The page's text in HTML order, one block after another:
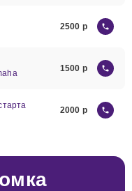
2500
1500
2000